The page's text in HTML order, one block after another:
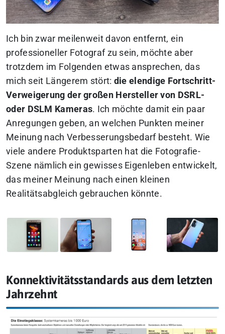
Ich bin zwar meilenweit davon entfernt, ein
professioneller Fotograf zu sein, möchte aber
trotzdem im Folgenden etwas ansprechen, das
mich seit Längerem stört: die elendige Fortschritt-
Verweigerung der großen Hersteller von DSRL-
oder DSLM Kameras. Ich möchte damit ein paar
Anregungen geben, an welchen Punkten meiner
Meinung nach Verbesserungsbedarf besteht. Wie
viele andere Produktsparten hat die Fotografie-
Szene nämlich ein gewisses Eigenleben entwickelt,
das meiner Meinung nach einen kleinen
Realitätsabgleich gebrauchen könnte.
Konnektivitätsstandards aus dem letzten
Jahrzehnt